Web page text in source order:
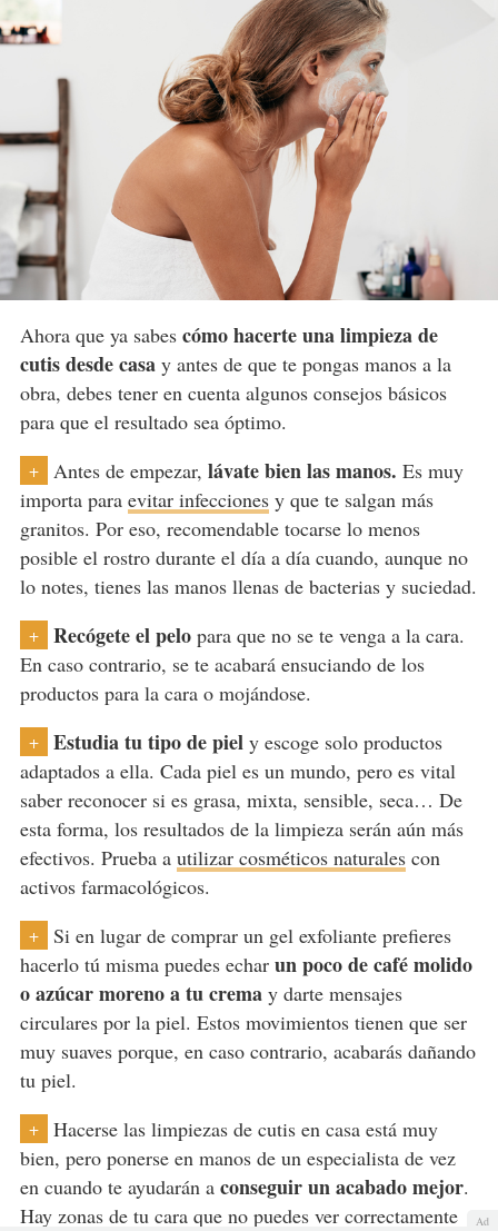
Ahora que ya sabes cómo hacerte una limpieza de
cutis desde casay antes de que te pongas manos a la
obra, debes tener en cuenta algunos consejos básicos
para que el resultado sea óptimo.
+ Antes de empezar, lávate bien las manos. Es muy
importa para evitar infeccionesy que te salgan más
granitos. Por eso, recomendable tocarse lo menos
posible el rostro durante el día a día cuando, aunque no
lo notes, tienes las manos llenas de bacterias y suciedad.
+ Recógete el pelopara que no se te venga a la cara.
En caso contrario, se te acabará ensuciando de los
productos para la cara o mojándose.
+ Estudia tu tipo de piely escoge solo productos
adaptados a ella. Cada piel es un mundo, pero es vital
saber reconocer si es grasa, mixta, sensible, seca… De
esta forma, los resultados de la limpieza serán aún más
efectivos. Prueba a utilizar cosméticos naturalescon
activos farmacológicos.
+
Si en lugar de comprar un gel exfoliante prefieres
hacerlo tú misma puedes echar un poco de café molido
o azúcar moreno a tu cremay darte mensajes
circulares por la piel. Estos movimientos tienen que ser
muy suaves porque, en caso contrario, acabarás dañando
tu piel.
+
Hacerse las limpiezas de cutis en casa está muy
bien, pero ponerse en manos de un especialista de vez
en cuando te ayudarán a conseguir un acabado mejor.
Hay zonas de tu cara que no puedes ver correctamente
Ad